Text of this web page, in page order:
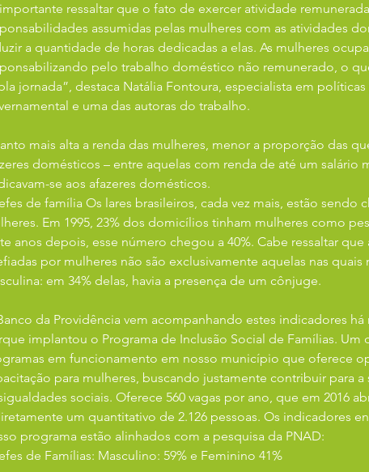
ressaltar que o fato de exercer atividade
assumidas pelas mulheres com as atividades
a quantidade de horas dedicadas a elas. As mulheres
pelo trabalho doméstico não remunerado, o
jornada”, destaca Natália Fontoura, especialista em
e uma das autoras do trabalho.
mais alta a renda das mulheres, menor a proporção das
domésticos – entre aquelas com renda de até um salário
se aos afazeres domésticos.
de família Os lares brasileiros, cada vez mais, estão sendo
Em 1995, 23% dos domicílios tinham mulheres como
anos depois, esse número chegou a 40%. Cabe ressaltar que
por mulheres não são exclusivamente aquelas nas quais
em 34% delas, havia a presença de um cônjuge.
da Providência vem acompanhando estes indicadores há
implantou o Programa de Inclusão Social de Famílias. Um
em funcionamento em nosso município que oferece
para mulheres, buscando justamente contribuir para a
sociais. Oferece 560 vagas por ano, que em 2016
um quantitativo de 2.126 pessoas. Os indicadores
programa estão alinhados com a pesquisa da PNAD:
de Famílias: Masculino: 59% e Feminino 41%